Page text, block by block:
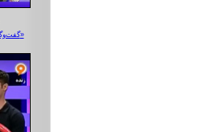
گفت‌وگو با «پروانه کاظمی» و «پرستو‌ ابریشمی»